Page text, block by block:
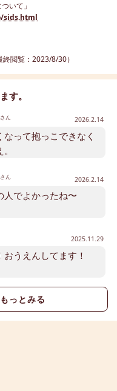
いて」
sids.html
終閲覧：2023/8/30）
す。
さん 2026.2.14
なって抱っこできなく
さん 2026.2.14
人でよかったね〜
2025.11.29
おうえんしてます！
っとみる